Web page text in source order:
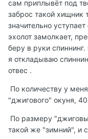
сам приплывёт под
заброс такой хищник
значительно
эхолот замолкает,
беру в руки
я откладываю
отвес .
По количеству у
"джигового" окуня,
По размеру
такой же "зимний", и